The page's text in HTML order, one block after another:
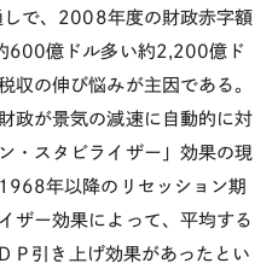
で、2008年度の財政赤字額
600億ドル多い約2,200億ド
収の伸び悩みが主因である。
政が景気の減速に自動的に対
・スタビライザー」効果の現
年以降のリセッション期
ザー効果によって、平均する
引き上げ効果があったとい